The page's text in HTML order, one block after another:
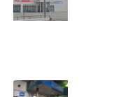
2018年7月29日